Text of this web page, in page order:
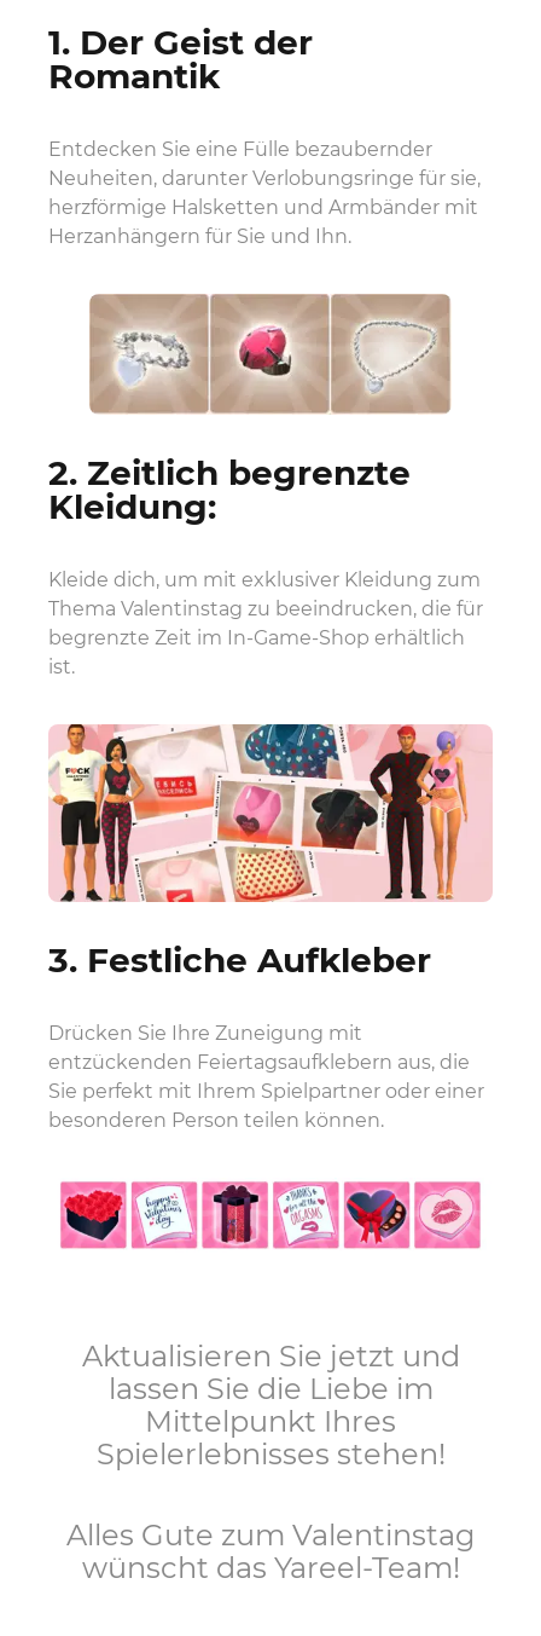
1. Der Geist der
Romantik
Entdecken Sie eine Fülle bezaubernder
Neuheiten, darunter Verlobungsringe für sie,
herzförmige Halsketten und Armbänder mit
Herzanhängern für Sie und Ihn.
2. Zeitlich begrenzte
Kleidung:
Kleide dich, um mit exklusiver Kleidung zum
Thema Valentinstag zu beeindrucken, die für
begrenzte Zeit im In-Game-Shop erhältlich
ist.
3. Festliche Aufkleber
Drücken Sie Ihre Zuneigung mit
entzückenden Feiertagsaufklebern aus, die
Sie perfekt mit Ihrem Spielpartner oder einer
besonderen Person teilen können.
Aktualisieren Sie jetzt und
lassen Sie die Liebe im
Mittelpunkt Ihres
Spielerlebnisses stehen!
Alles Gute zum Valentinstag
wünscht das Yareel-Team!